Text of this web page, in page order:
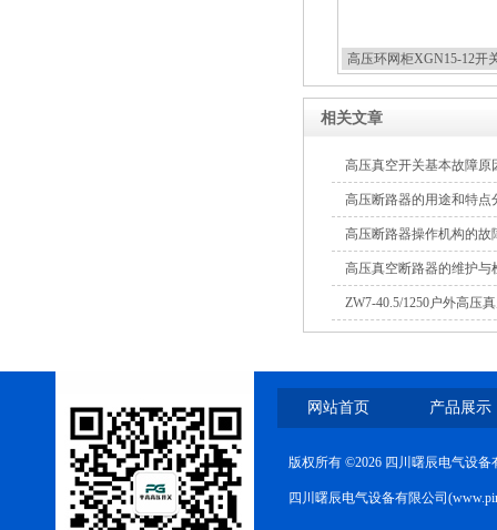
高压环网柜XGN15-12开
相关文章
高压真空开关基本故障原
高压断路器的用途和特点
高压断路器操作机构的故
高压真空断路器的维护与
ZW7-40.5/1250户外高压
网站首页 产品展示
版权所有 ©2026 四川曙辰电气设
四川曙辰电气设备有限公司